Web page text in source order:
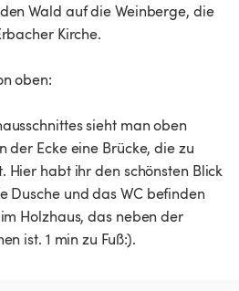
Wald auf die Weinberge, die
Kirche.
oben:
sieht man oben
der Ecke eine Brücke, die zu
Hier habt ihr den schönsten Blick
Dusche und das WC befinden
Holzhaus, das neben der
ist. 1 min zu Fuß:).